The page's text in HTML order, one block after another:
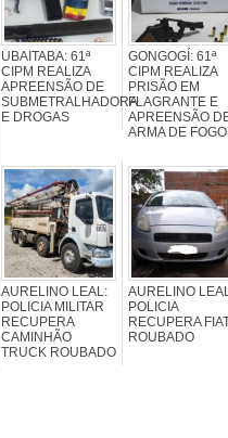
UBAITABA: 61ª
CIPM REALIZA
APREENSÃO DE
SUBMETRALHADORA
E DROGAS
GONGOGÍ: 61ª
CIPM REALIZA
PRISÃO EM
FLAGRANTE E
APREENSÃO
ARMA DE FOGO
AURELINO LEAL:
POLICIA MILITAR
RECUPERA
CAMINHÃO
TRUCK ROUBADO
AURELINO
POLICIA
RECUPERA
ROUBADO